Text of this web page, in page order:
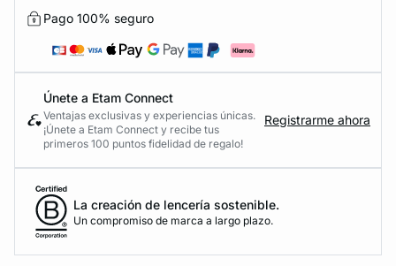
Pago 100% seguro
Únete a Etam Connect
Ventajas exclusivas y experiencias únicas.
¡Únete a Etam Connect y recibe tus
primeros 100 puntos fidelidad de regalo!
Registrarme ahora
La creación de lencería sostenible.
Un compromiso de marca a largo plazo.